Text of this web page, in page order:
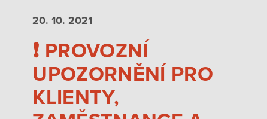
20. 10. 2021
❗️ PROVOZNÍ
UPOZORNĚNÍ PRO
KLIENTY,